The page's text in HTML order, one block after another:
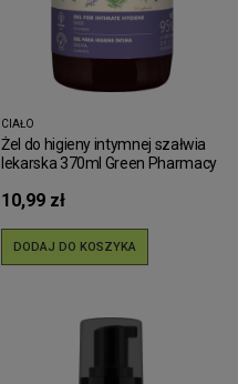
CIAŁO
Żel do higieny intymnej szałwia
lekarska 370ml Green Pharmacy
10,99 zł
DODAJ DO KOSZYKA